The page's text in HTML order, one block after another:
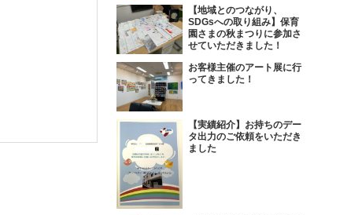
【地域とのつながり、
SDGsへの取り組み】保育
園さまの秋まつりに参加さ
せていただきました！
お客様主催のアート展に行
ってきました！
【実績紹介】お持ちのデー
タ出力のご依頼をいただき
ました